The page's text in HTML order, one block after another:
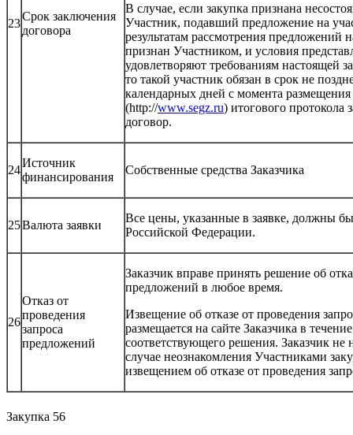
23
Срок заключения
договора
В случае, если закупка признана
Участник, подавший предложение на
результатам рассмотрения предложений
признан Участником, и условия
удовлетворяют требованиям настоящей
то такой участник обязан в срок не
календарных дней с момента размещения
(http://www.segz.ru) итогового протокола
договор.
24
Источник
финансирования
Собственные средства Заказчика
25Валюта заявки
Все цены, указанные в заявке, должны
Российской Федерации.
26
Отказ от
проведения
запроса
предложений
Заказчик вправе принять решение об
предложений в любое время.
Извещение об отказе от проведения
размещается на сайте Заказчика в
соответствующего решения. Заказчик не
случае неознакомления Участниками
извещением об отказе от проведения
Закупка 56